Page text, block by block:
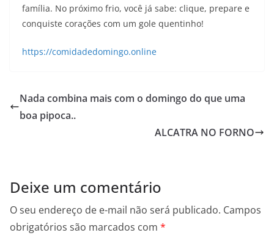
família. No próximo frio, você já sabe: clique, prepare e
conquiste corações com um gole quentinho!
https://comidadedomingo.online
Nada combina mais com o domingo do que uma
boa pipoca..
ALCATRA NO FORNO
Deixe um comentário
O seu endereço de e-mail não será publicado. Campos
obrigatórios são marcados com *